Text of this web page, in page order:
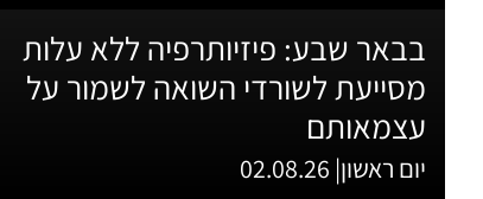
בבאר שבע: פיזיותרפיה ללא עלות
מסייעת לשורדי השואה לשמור על
עצמאותם
יום ראשון| 02.08.26